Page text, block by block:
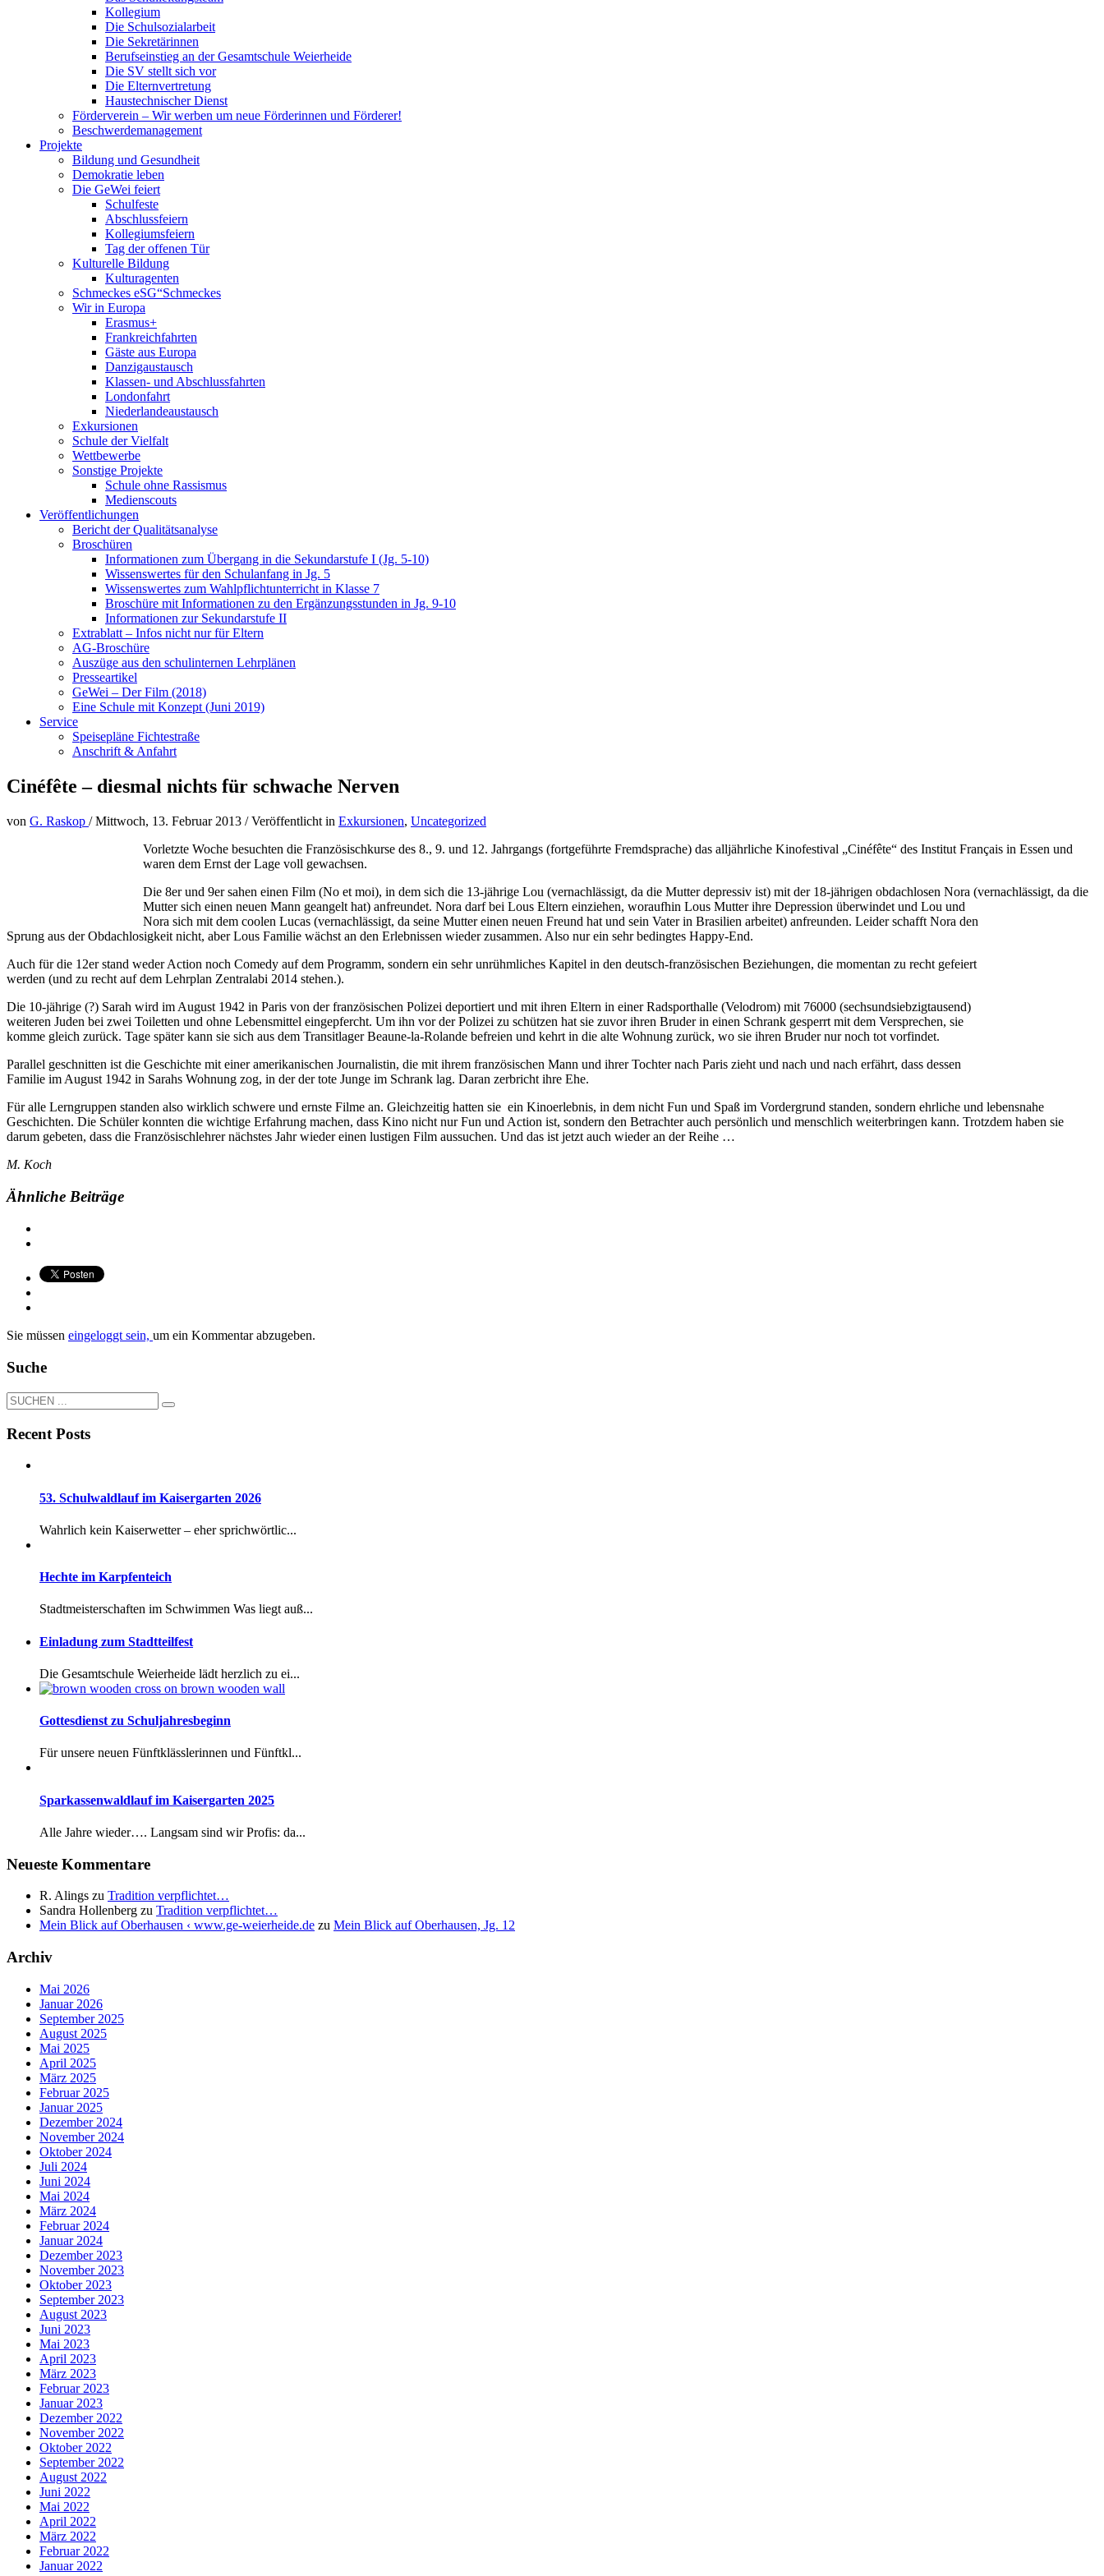
Kollegium
Die Schulsozialarbeit
Die Sekretärinnen
Berufseinstieg an der Gesamtschule Weierheide
Die SV stellt sich vor
Die Elternvertretung
Haustechnischer Dienst
Förderverein – Wir werben um neue Förderinnen und Förderer!
Beschwerdemanagement
Projekte
Bildung und Gesundheit
Demokratie leben
Die GeWei feiert
Schulfeste
Abschlussfeiern
Kollegiumsfeiern
Tag der offenen Tür
Kulturelle Bildung
Kulturagenten
Schmeckes eSG“Schmeckes
Wir in Europa
Erasmus+
Frankreichfahrten
Gäste aus Europa
Danzigaustausch
Klassen- und Abschlussfahrten
Londonfahrt
Niederlandeaustausch
Exkursionen
Schule der Vielfalt
Wettbewerbe
Sonstige Projekte
Schule ohne Rassismus
Medienscouts
Veröffentlichungen
Bericht der Qualitätsanalyse
Broschüren
Informationen zum Übergang in die Sekundarstufe I (Jg. 5-10)
Wissenswertes für den Schulanfang in Jg. 5
Wissenswertes zum Wahlpflichtunterricht in Klasse 7
Broschüre mit Informationen zu den Ergänzungsstunden in Jg. 9-10
Informationen zur Sekundarstufe II
Extrablatt – Infos nicht nur für Eltern
AG-Broschüre
Auszüge aus den schulinternen Lehrplänen
Presseartikel
GeWei – Der Film (2018)
Eine Schule mit Konzept (Juni 2019)
Service
Speisepläne Fichtestraße
Anschrift & Anfahrt
Cinéfête – diesmal nichts für schwache Nerven
von G. Raskop /Mittwoch, 13. Februar 2013 /Veröffentlicht in Exkursionen, Uncategorized
Vorletzte Woche besuchten die Französischkurse des 8., 9. und 12. Jahrgangs (fortgeführte Fremdsprache) das alljährliche Kinofestival „Cinéfête“ des Institut Français in Essen und
waren dem Ernst der Lage voll gewachsen.
Die 8er und 9er sahen einen Film (No et moi), in dem sich die 13-jährige Lou (vernachlässigt, da die Mutter depressiv ist) mit der 18-jährigen obdachlosen Nora (vernachlässigt, da die
Mutter sich einen neuen Mann geangelt hat) anfreundet. Nora darf bei Lous Eltern einziehen, woraufhin Lous Mutter ihre Depression überwindet und Lou und
Nora sich mit dem coolen Lucas (vernachlässigt, da seine Mutter einen neuen Freund hat und sein Vater in Brasilien arbeitet) anfreunden. Leider schafft Nora den
Sprung aus der Obdachlosigkeit nicht, aber Lous Familie wächst an den Erlebnissen wieder zusammen. Also nur ein sehr bedingtes Happy-End.
Auch für die 12er stand weder Action noch Comedy auf dem Programm, sondern ein sehr unrühmliches Kapitel in den deutsch-französischen Beziehungen, die momentan zu recht gefeiert
werden (und zu recht auf dem Lehrplan Zentralabi 2014 stehen.).
Die 10-jährige (?) Sarah wird im August 1942 in Paris von der französischen Polizei deportiert und mit ihren Eltern in einer Radsporthalle (Velodrom) mit 76000 (sechsundsiebzigtausend)
weiteren Juden bei zwei Toiletten und ohne Lebensmittel eingepfercht. Um ihn vor der Polizei zu schützen hat sie zuvor ihren Bruder in einen Schrank gesperrt mit dem Versprechen, sie
komme gleich zurück. Tage später kann sie sich aus dem Transitlager Beaune-la-Rolande befreien und kehrt in die alte Wohnung zurück, wo sie ihren Bruder nur noch tot vorfindet.
Parallel geschnitten ist die Geschichte mit einer amerikanischen Journalistin, die mit ihrem französischen Mann und ihrer Tochter nach Paris zieht und nach und nach erfährt, dass dessen
Familie im August 1942 in Sarahs Wohnung zog, in der der tote Junge im Schrank lag. Daran zerbricht ihre Ehe.
Für alle Lerngruppen standen also wirklich schwere und ernste Filme an. Gleichzeitig hatten sie ein Kinoerlebnis, in dem nicht Fun und Spaß im Vordergrund standen, sondern ehrliche und lebensnahe
Geschichten. Die Schüler konnten die wichtige Erfahrung machen, dass Kino nicht nur Fun und Action ist, sondern den Betrachter auch persönlich und menschlich weiterbringen kann. Trotzdem haben sie
darum gebeten, dass die Französischlehrer nächstes Jahr wieder einen lustigen Film aussuchen. Und das ist jetzt auch wieder an der Reihe …
M. Koch
Ähnliche Beiträge
Sie müssen eingeloggt sein, um ein Kommentar abzugeben.
Suche
Recent Posts
53. Schulwaldlauf im Kaisergarten 2026
Wahrlich kein Kaiserwetter – eher sprichwörtlic...
Hechte im Karpfenteich
Stadtmeisterschaften im Schwimmen Was liegt auß...
Einladung zum Stadtteilfest
Die Gesamtschule Weierheide lädt herzlich zu ei...
Gottesdienst zu Schuljahresbeginn
Für unsere neuen Fünftklässlerinnen und Fünftkl...
Sparkassenwaldlauf im Kaisergarten 2025
Alle Jahre wieder…. Langsam sind wir Profis: da...
Neueste Kommentare
R. Alings zu Tradition verpflichtet…
Sandra Hollenberg zu Tradition verpflichtet…
Mein Blick auf Oberhausen ‹ www.ge-weierheide.de zu Mein Blick auf Oberhausen, Jg. 12
Archiv
Mai 2026
Januar 2026
September 2025
August 2025
Mai 2025
April 2025
März 2025
Februar 2025
Januar 2025
Dezember 2024
November 2024
Oktober 2024
Juli 2024
Juni 2024
Mai 2024
März 2024
Februar 2024
Januar 2024
Dezember 2023
November 2023
Oktober 2023
September 2023
August 2023
Juni 2023
Mai 2023
April 2023
März 2023
Februar 2023
Januar 2023
Dezember 2022
November 2022
Oktober 2022
September 2022
August 2022
Juni 2022
Mai 2022
April 2022
März 2022
Februar 2022
Januar 2022